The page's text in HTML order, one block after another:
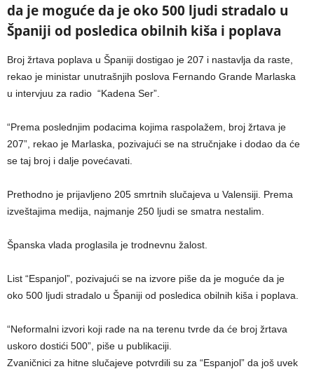
da je moguće da je oko 500 ljudi stradalo u
Španiji od posledica obilnih kiša i poplava
Broj žrtava poplava u Španiji dostigao je 207 i nastavlja da raste,
rekao je ministar unutrašnjih poslova Fernando Grande Marlaska
u intervjuu za radio “Kadena Ser”.
“Prema poslednjim podacima kojima raspolažem, broj žrtava je
207”, rekao je Marlaska, pozivajući se na stručnjake i dodao da će
se taj broj i dalje povećavati.
Prethodno je prijavljeno 205 smrtnih slučajeva u Valensiji. Prema
izveštajima medija, najmanje 250 ljudi se smatra nestalim.
Španska vlada proglasila je trodnevnu žalost.
List “Espanjol”, pozivajući se na izvore piše da je moguće da je
oko 500 ljudi stradalo u Španiji od posledica obilnih kiša i poplava.
“Neformalni izvori koji rade na na terenu tvrde da će broj žrtava
uskoro dostići 500”, piše u publikaciji.
Zvaničnici za hitne slučajeve potvrdili su za “Espanjol” da još uvek